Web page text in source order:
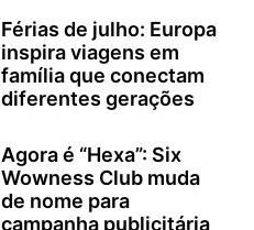
Férias de julho: Europa
inspira viagens em
família que conectam
diferentes gerações
Agora é “Hexa”: Six
Wowness Club muda
de nome para
campanha publicitária